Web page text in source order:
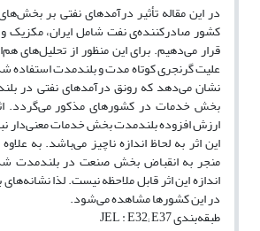
در این مقاله تأثیر درآمدهای نفتی بر
کشور صادرکننده‌ی نفت شامل ایران، مکزیک و
قرار می‌دهیم. برای این منظور از تحلیل‌های
علیت گرنجری کوتاه مدت و بلندمدت استفاده
نشان می‌دهد که رونق درآمدهای نفتی در
بخش خدمات در کشورهای مذکور می‌گردد.
ارزش افزوده بلندمدت بخش خدمات معنی‌دار
این اثر به لحاظ اندازه ناچیز می‌باشد. به
منجر به انقباض بخش صنعت در بلندمدت
اندازه این اثر قابل ملاحظه نیست. لذا
در این کشورها مشاهده می‌شود.
طبقه‌بندی JEL : E32; E37